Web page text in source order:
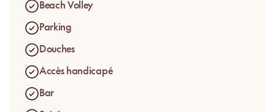
Beach Volley
Parking
Douches
Accès handicapé
Bar